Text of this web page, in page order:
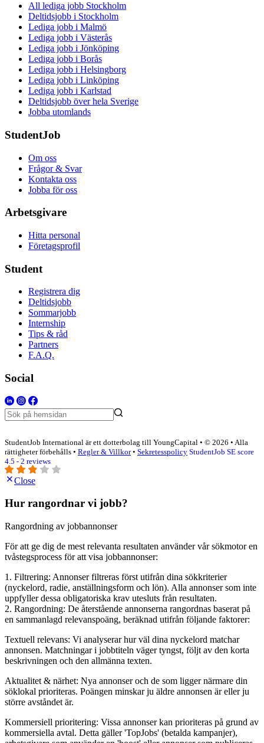
All lediga jobb Stockholm
Deltidsjobb i Stockholm
Lediga jobb i Malmö
Lediga jobb i Västerås
Lediga jobb i Jönköping
Lediga jobb i Borås
Lediga jobb i Helsingborg
Lediga jobb i Linköping
Lediga jobb i Karlstad
Deltidsjobb över hela Sverige
Jobba utomlands
StudentJob
Om oss
Frågor & Svar
Kontakta oss
Jobba för oss
Arbetsgivare
Hitta personal
Företagsprofil
Student
Registrera dig
Deltidsjobb
Sommarjobb
Internship
Tips & råd
Partners
F.A.Q.
Social
StudentJob International är ett dotterbolag till YoungCapital • © 2026 • Alla
rättigheter förbehålls • Regler & Villkor• Sekretesspolicy StudentJob SE score
4.5 - 2 reviews
Close
Hur rangordnar vi jobb?
Rangordning av jobbannonser
För att ge dig de mest relevanta resultaten använder vår sökmotor en
tvåstegsprocess för att visa jobbannonser:
1. Filtrering: Annonser filtreras först utifrån dina sökkriterier
(nyckelord, radie, anställningsform och lön). Alla annonser som inte
uppfyller dessa obligatoriska krav utesluts från resultaten.
2. Rangordning: De återstående annonserna rangordnas baserat på
en sammanlagd relevanspoäng, beräknad utifrån följande faktorer:
Textuell relevans: Vi analyserar hur väl dina nyckelord matchar
annonsen. Matchningar i jobbtiteln väger tyngst, följt av den korta
beskrivningen och den allmänna texten.
Aktualitet & närhet: Nya annonser och de som ligger närmare din
söklokal prioriteras. Poängen minskar ju äldre annonsen är eller ju
större avståndet är.
Kommersiell prioritering: Vissa annonser kan prioriteras på grund av
kommersiella avtal. Detta gäller 'TopJobs' (betalda kampanjer),